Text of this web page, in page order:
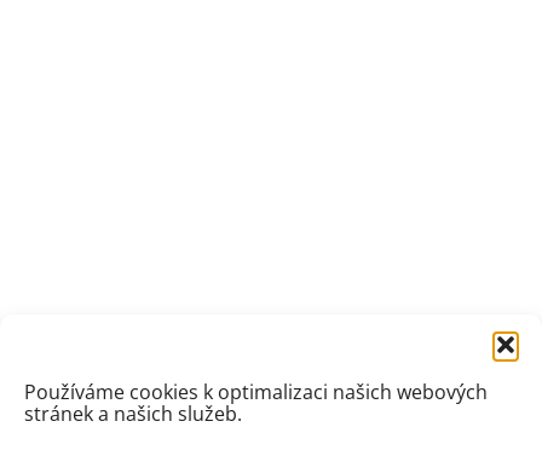
Používáme cookies k optimalizaci našich webových
stránek a našich služeb.